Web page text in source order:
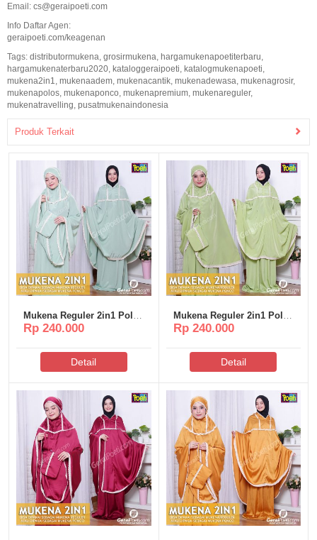
Email: cs@geraipoeti.com
Info Daftar Agen:
geraipoeti.com/keagenan
Tags: distributormukena, grosirmukena, hargamukenapoetiterbaru,
hargamukenaterbaru2020, kataloggeraipoeti, katalogmukenapoeti,
mukena2in1, mukenaadem, mukenacantik, mukenadewasa, mukenagrosir,
mukenapolos, mukenaponco, mukenapremium, mukenareguler,
mukenatravelling, pusatmukenaindonesia
Produk Terkait
Mukena Reguler 2in1 Polos
Poeti – MR009
Rp 240.000
Detail
Mukena Reguler 2in1 Polos
Poeti – MR008
Rp 240.000
Detail